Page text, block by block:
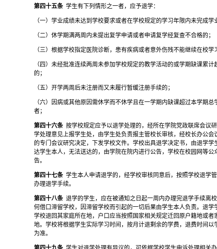
第四十五条 学生有下列情形之一者，应予退学：
（一）学业成绩未达到学校要求或者在学校规定的学习年限内未完成学
（二）休学期满两周内未提出复学申请或者申请复学经复查不合格的；
（三）根据学校指定医院诊断，患有疾病或者意外伤残不能继续在校学
（四）未经批准连续两周未参加学校规定的教学活动的或学期缺课累计
的；
（五）开学两周后未注册而又未履行暂缓注册手续的；
（六）因病或其他原因需休学而不休学且在一学期内缺课超过本学期总
者；
第四十六条 按学校规定应予以退学处理的，经所在学院党政联席会议
学处理意见上报学生处，由学生处负责报主管校长审核，经校长办公会
的专门会议研究决定，下发学校文件。学校出具退学决定书，由退学学
达学生本人，无法送达的，由学院在院内进行公告，学校在校园网等公
告。
第四十七条 学生本人申请退学的，经学校审核同意后，按照学校退学
办理退学手续。
第四十八条 退学的学生，应在被通知之日起一周内办理完退学手续离
何借口滞留学校，因滞留学校而引起的一切后果由学生本人负责。退学
学校退回其家庭所在地，户口应当按照国家相关规定迁回原户籍地或者
地。学校将根据学生实际学习时间，按月计退剩余的学费，退费时间以
为准。